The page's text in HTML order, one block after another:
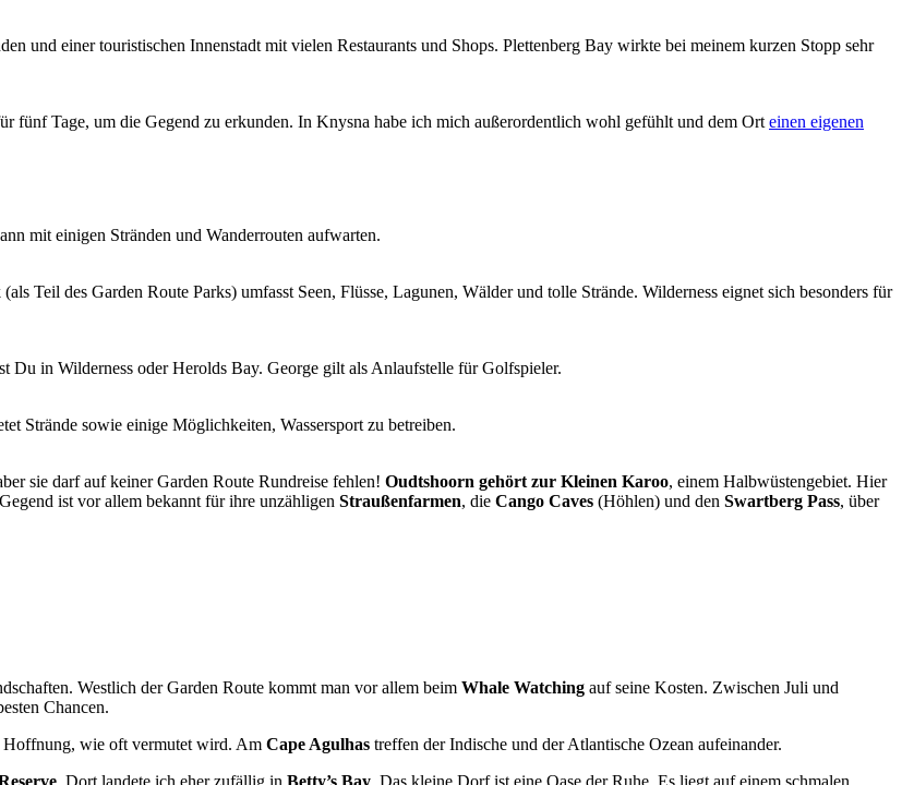
und einer touristischen Innenstadt mit vielen Restaurants und Shops. Plettenberg Bay wirkte bei meinem kurzen Stopp sehr
Tage, um die Gegend zu erkunden. In Knysna habe ich mich außerordentlich wohl gefühlt und dem Ort einen eigenen
mit einigen Stränden und Wanderrouten aufwarten.
Teil des Garden Route Parks) umfasst Seen, Flüsse, Lagunen, Wälder und tolle Strände. Wilderness eignet sich besonders für
Du in Wilderness oder Herolds Bay. George gilt als Anlaufstelle für Golfspieler.
Strände sowie einige Möglichkeiten, Wassersport zu betreiben.
sie darf auf keiner Garden Route Rundreise fehlen! Oudtshoorn gehört zur Kleinen Karoo, einem Halbwüstengebiet. Hier
ist vor allem bekannt für ihre unzähligen Straußenfarmen, die Cango Caves (Höhlen) und den Swartberg Pass, über
Westlich der Garden Route kommt man vor allem beim Whale Watching auf seine Kosten. Zwischen Juli und
Chancen.
Hoffnung, wie oft vermutet wird. Am Cape Agulhas treffen der Indische und der Atlantische Ozean aufeinander.